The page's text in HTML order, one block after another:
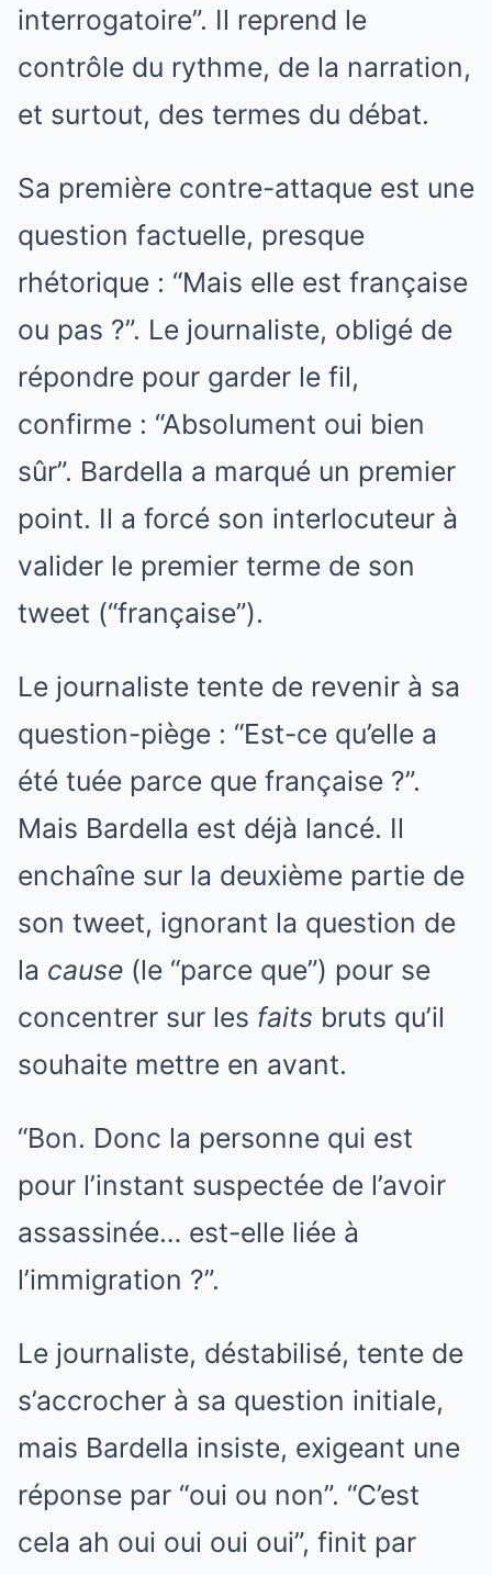
interrogatoire”. Il reprend le
contrôle du rythme, de la narration,
et surtout, des termes du débat.
Sa première contre-attaque est une
question factuelle, presque
rhétorique : “Mais elle est française
ou pas ?”. Le journaliste, obligé de
répondre pour garder le fil,
confirme : “Absolument oui bien
sûr”. Bardella a marqué un premier
point. Il a forcé son interlocuteur à
valider le premier terme de son
tweet (“française”).
Le journaliste tente de revenir à sa
question-piège : “Est-ce qu’elle a
été tuée parce que française ?”.
Mais Bardella est déjà lancé. Il
enchaîne sur la deuxième partie de
son tweet, ignorant la question de
la cause (le “parce que”) pour se
concentrer sur les faits bruts qu’il
souhaite mettre en avant.
“Bon. Donc la personne qui est
pour l’instant suspectée de l’avoir
assassinée… est-elle liée à
l’immigration ?”.
Le journaliste, déstabilisé, tente de
s’accrocher à sa question initiale,
mais Bardella insiste, exigeant une
réponse par “oui ou non”. “C’est
cela ah oui oui oui oui”, finit par